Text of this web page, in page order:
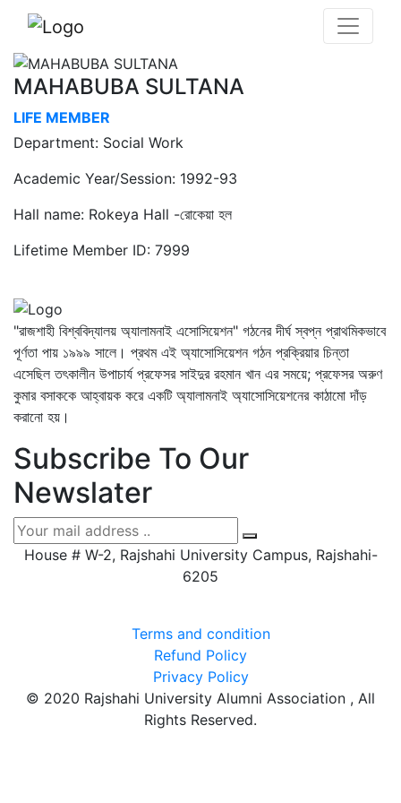
MAHABUBA SULTANA
LIFE MEMBER
Department: Social Work
Academic Year/Session: 1992-93
Hall name: Rokeya Hall -রোকেয়া হল
Lifetime Member ID: 7999
"রাজশাহী বিশ্ববিদ্যালয় অ্যালামনাই এসোসিয়েশন" গঠনের দীর্ঘ স্বপ্ন প্রাথমিকভাবে
পূর্ণতা পায় ১৯৯৯ সালে। প্রথম এই অ্যাসোসিয়েশন গঠন প্রক্রিয়ার চিন্তা
এসেছিল তৎকালীন উপাচার্য প্রফেসর সাইদুর রহমান খান এর সময়ে; প্রফেসর অরুণ
কুমার বসাককে আহ্বায়ক করে একটি অ্যালামনাই অ্যাসোসিয়েশনের কাঠামো দাঁড়
করানো হয়।
Subscribe To Our
Newslater
House # W-2, Rajshahi University Campus, Rajshahi-
6205
Terms and condition
Refund Policy
Privacy Policy
© 2020 Rajshahi University Alumni Association , All
Rights Reserved.